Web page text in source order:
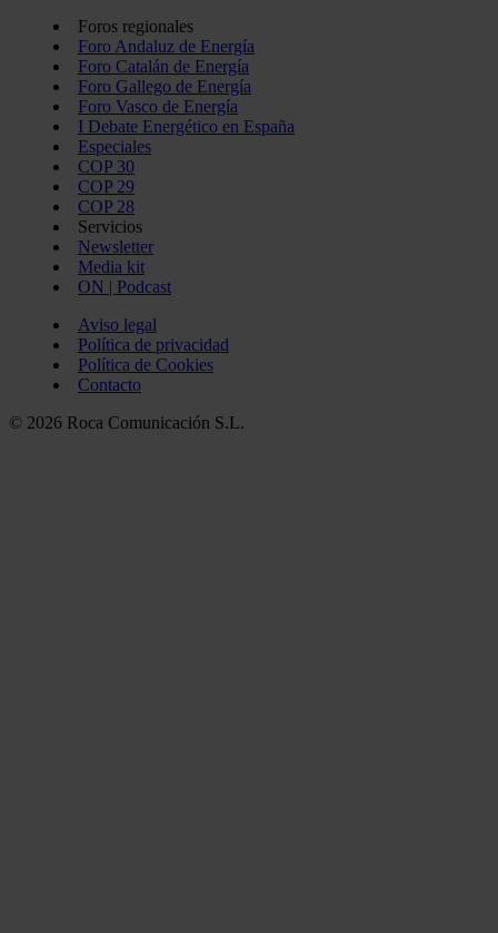
Foros regionales
Foro Andaluz de Energía
Foro Catalán de Energía
Foro Gallego de Energía
Foro Vasco de Energía
I Debate Energético en España
Especiales
COP 30
COP 29
COP 28
Servicios
Newsletter
Media kit
ON | Podcast
Aviso legal
Política de privacidad
Política de Cookies
Contacto
© 2026 Roca Comunicación S.L.